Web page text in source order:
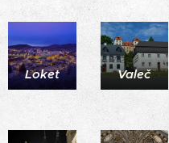
Loket Valeč